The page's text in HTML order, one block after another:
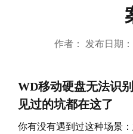
作者： 发布日期：
WD移动硬盘无法识
见过的坑都在这了
你有没有遇到过这种场景